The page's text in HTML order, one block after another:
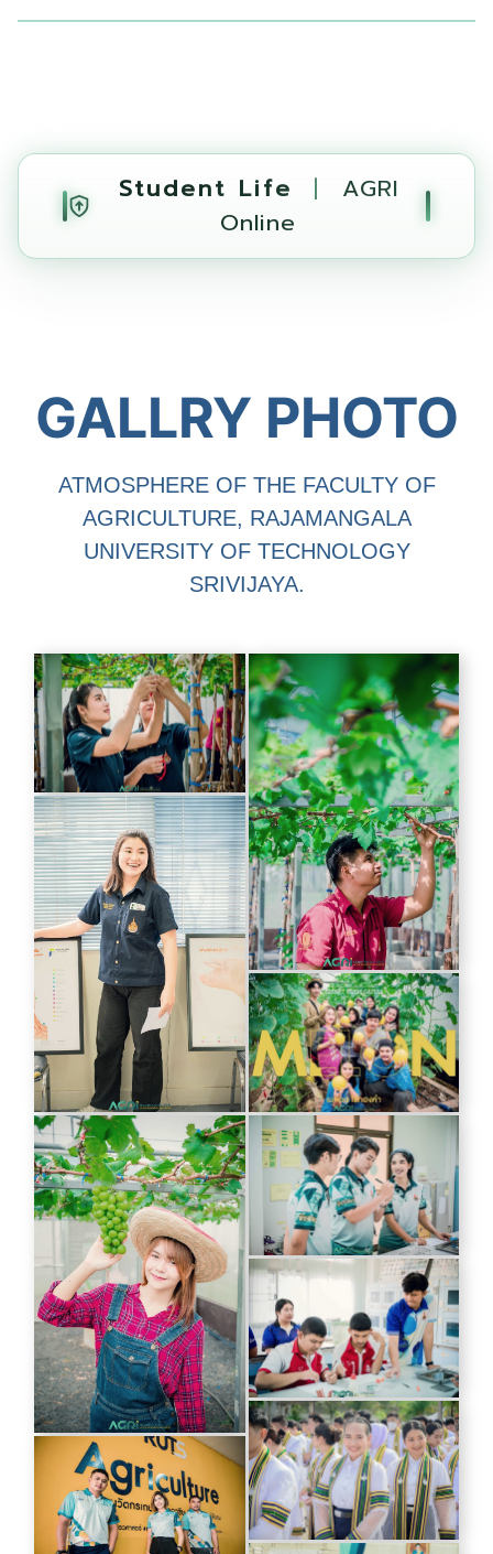
Student Life |
AGRI
Online
GALLRY PHOTO
ATMOSPHERE OF THE FACULTY OF
AGRICULTURE, RAJAMANGALA
UNIVERSITY OF TECHNOLOGY
SRIVIJAYA.